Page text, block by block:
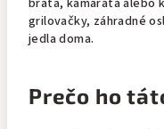
brata, kamaráta alebo
grilovačky, záhradné
jedla doma.
Prečo ho